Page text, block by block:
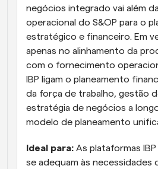
negócios integrado vai além
operacional do S&OP para o
estratégico e financeiro. Em
apenas no alinhamento da
com o fornecimento
IBP ligam o planeamento
da força de trabalho, gestão
estratégia de negócios a
modelo de planeamento
Ideal para: As plataformas
se adequam às necessidades